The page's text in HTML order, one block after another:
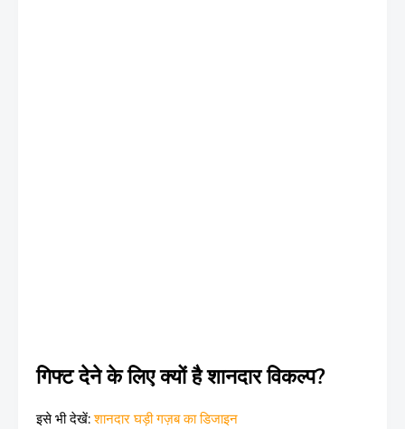
गिफ्ट देने के लिए क्यों है शानदार विकल्प?
इसे भी देखें:शानदार घड़ी गज़ब का डिजाइन